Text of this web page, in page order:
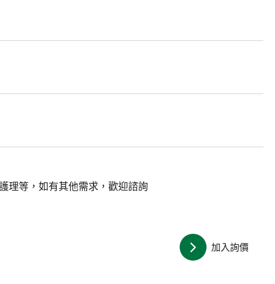
理等，如有其他需求，歡迎諮詢
加入詢價